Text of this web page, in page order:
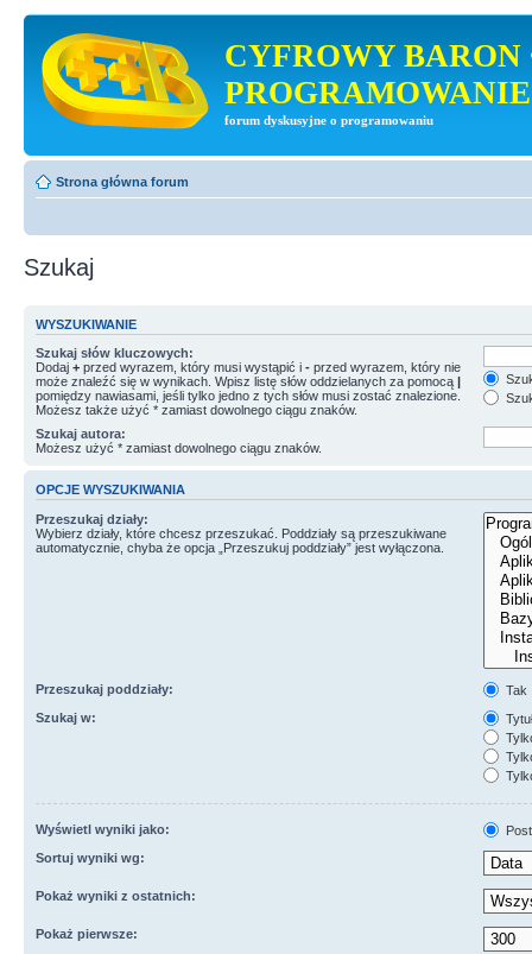
CYFROWY BARON
PROGRAMOWANIE
forum dyskusyjne o programowaniu
Strona główna forum
Szukaj
WYSZUKIWANIE
Szukaj słów kluczowych:
Dodaj + przed wyrazem, który musi wystąpić i - przed wyrazem, który nie
może znaleźć się w wynikach. Wpisz listę słów oddzielanych za pomocą |
pomiędzy nawiasami, jeśli tylko jedno z tych słów musi zostać znalezione.
Możesz także użyć * zamiast dowolnego ciągu znaków.
Szukaj autora:
Możesz użyć * zamiast dowolnego ciągu znaków.
OPCJE WYSZUKIWANIA
Przeszukaj działy:
Wybierz działy, które chcesz przeszukać. Poddziały są przeszukiwane
automatycznie, chyba że opcja „Przeszukuj poddziały” jest wyłączona.
Przeszukaj poddziały:
Tak
Szukaj w:
Wyświetl wyniki jako:
Sortuj wyniki wg:
Pokaż wyniki z ostatnich:
Pokaż pierwsze: